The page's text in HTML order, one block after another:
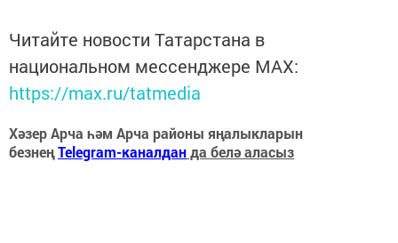
Читайте новости Татарстана в
национальном мессенджере MАХ:
https://max.ru/tatmedia
Хәзер Арча һәм Арча районы яңалыкларын
безнеңTelegram-каналданда белә аласыз